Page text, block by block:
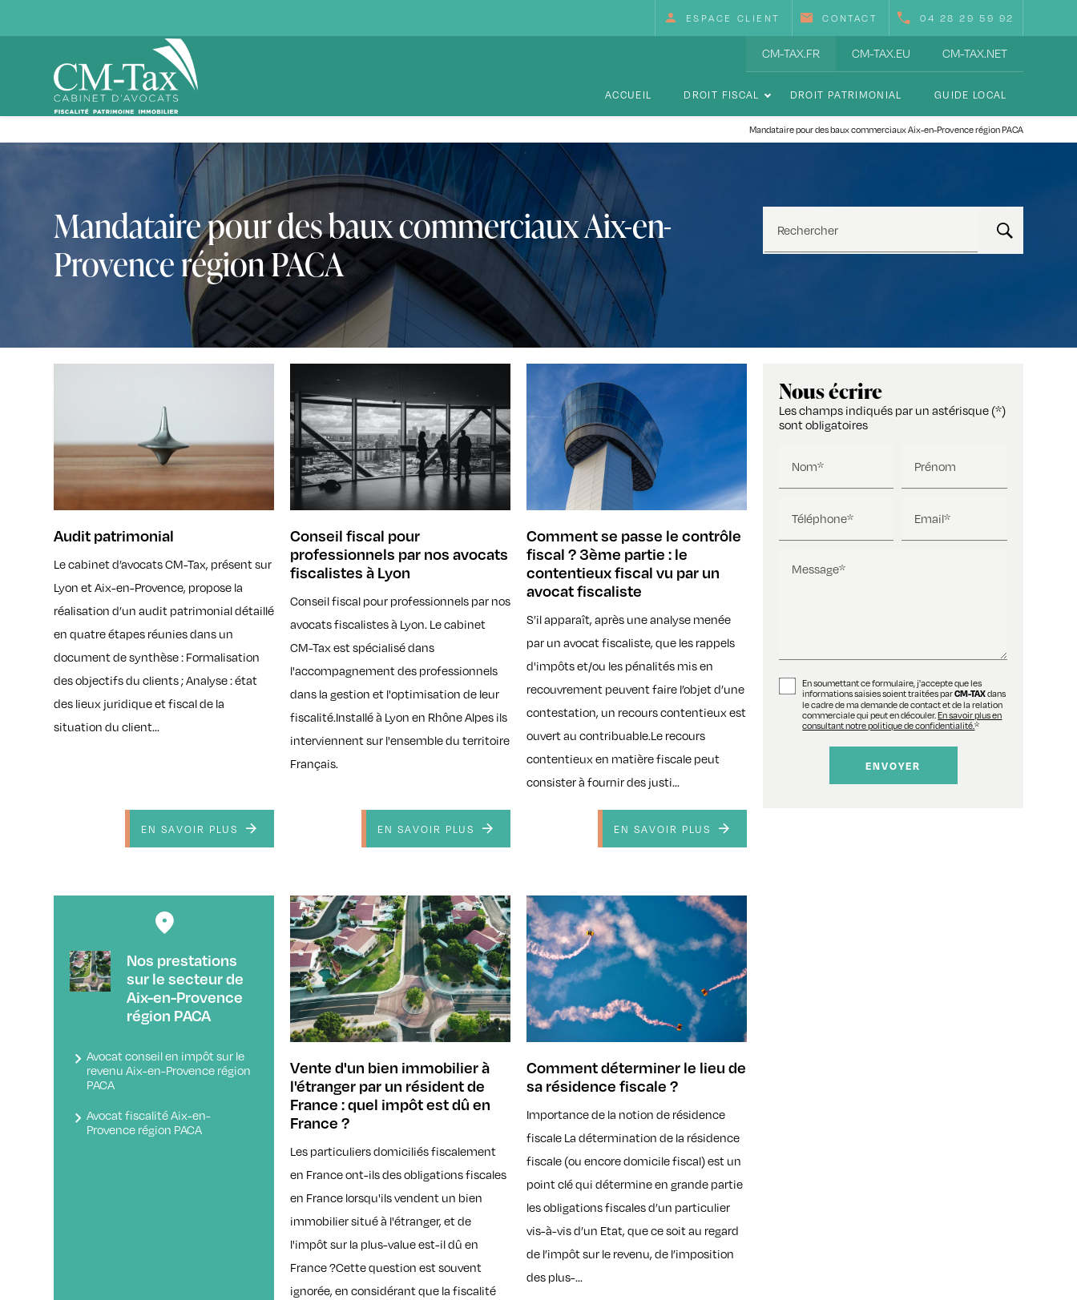
person ESPACE CLIENT CONTACT 04 28 29 59 92
CM-TAX.FR
ACCUEIL DROIT FISCAL DROIT PATRIMONIAL GUIDE LOCAL
CM-TAX.EU CM-TAX.NET
Mandataire pour des baux commerciaux Aix-en-Provence région PACA
Mandataire pour des baux commerciaux Aix-en-
Provence région PACA
Rechercher
Audit patrimonial
Le cabinet d’avocats CM-Tax, présent sur
Lyon et Aix-en-Provence, propose la
réalisation d’un audit patrimonial détaillé
en quatre étapes réunies dans un
document de synthèse : Formalisation
des objectifs du clients ; Analyse : état
des lieux juridique et fiscal de la
situation du client...
EN SAVOIR PLUS
Conseil fiscal pour
professionnels par nos avocats
fiscalistes à Lyon
Conseil fiscal pour professionnels par nos
avocats fiscalistes à Lyon. Le cabinet
CM-Tax est spécialisé dans
l'accompagnement des professionnels
dans la gestion et l'optimisation de leur
fiscalité.Installé à Lyon en Rhône Alpes ils
interviennent sur l'ensemble du territoire
Français.
EN SAVOIR PLUS
Comment se passe le contrôle
fiscal ? 3ème partie : le
contentieux fiscal vu par un
avocat fiscaliste
S’il apparaît, après une analyse menée
par un avocat fiscaliste, que les rappels
d'impôts et/ou les pénalités mis en
recouvrement peuvent faire l’objet d’une
contestation, un recours contentieux est
ouvert au contribuable.Le recours
contentieux en matière fiscale peut
consister à fournir des justi...
EN SAVOIR PLUS
Nos prestations
sur le secteur de
Aix-en-Provence
région PACA
Avocat conseil en impôt sur le
revenu Aix-en-Provence région
PACA
Avocat fiscalité Aix-en-
Provence région PACA
Vente d'un bien immobilier à
l'étranger par un résident de
France : quel impôt est dû en
France ?
Les particuliers domiciliés fiscalement
en France ont-ils des obligations fiscales
en France lorsqu'ils vendent un bien
immobilier situé à l'étranger, et de
l'impôt sur la plus-value est-il dû en
France ?Cette question est souvent
ignorée, en considérant que la fiscalité
Comment déterminer le lieu de
sa résidence fiscale ?
Importance de la notion de résidence
fiscale La détermination de la résidence
fiscale (ou encore domicile fiscal) est un
point clé qui détermine en grande partie
les obligations fiscales d’un particulier
vis-à-vis d’un Etat, que ce soit au regard
de l’impôt sur le revenu, de l’imposition
des plus-...
Nous écrire
Les champs indiqués par un astérisque (*)
sont obligatoires
Nom* Prénom
Téléphone* Email*
Message*
En soumettant ce formulaire, j'accepte que les
informations saisies soient traitées parCM-TAXdans
le cadre de ma demande de contact et de la relation
commerciale qui peut en découler.En savoir plus en
consultant notre politique de confidentialité.*